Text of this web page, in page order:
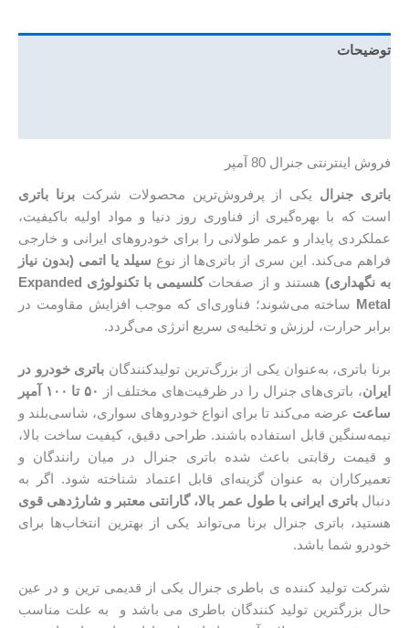
توضیحات
فروش اینترنتی جنرال 80 آمپر
باتری جنرال یکی از پرفروش‌ترین محصولات شرکت برنا باتری
است که با بهره‌گیری از فناوری روز دنیا و مواد اولیه باکیفیت،
عملکردی پایدار و عمر طولانی را برای خودروهای ایرانی و خارجی
فراهم می‌کند. این سری از باتری‌ها از نوع سیلد یا اتمی (بدون نیاز
به نگهداری) هستند و از صفحات
کلسیمی با تکنولوژی Expanded
Metal
ساخته می‌شوند؛ فناوری‌ای که موجب افزایش مقاومت در
برابر حرارت، لرزش و تخلیه‌ی سریع انرژی می‌گردد.
برنا باتری، به‌عنوان یکی از بزرگ‌ترین تولیدکنندگان باتری خودرو در
ایران، باتری‌های جنرال را در ظرفیت‌های مختلف از
۵۰ تا ۱۰۰ آمپر
ساعت عرضه می‌کند تا برای انواع خودروهای سواری، شاسی‌بلند و
نیمه‌سنگین قابل استفاده باشند. طراحی دقیق، کیفیت ساخت بالا،
و قیمت رقابتی باعث شده باتری جنرال در میان رانندگان و
تعمیرکاران به عنوان گزینه‌ای قابل اعتماد شناخته شود. اگر به
دنبالباتری ایرانی با طول عمر بالا، گارانتی معتبر و شارژدهی قوی
هستید، باتری جنرال برنا می‌تواند یکی از بهترین انتخاب‌ها برای
خودرو شما باشد.
شرکت تولید کننده ی باطری جنرال یکی از قدیمی ترین و در عین
حال بزرگترین تولید کنندگان باطری می باشد و به علت مناسب